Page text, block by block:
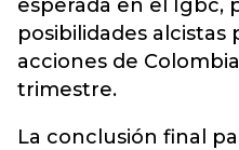
esperada en el Igbc,
posibilidades alcistas
acciones de
trimestre.
La conclusión final